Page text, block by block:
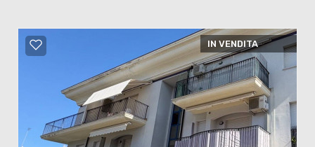
IN VENDITA